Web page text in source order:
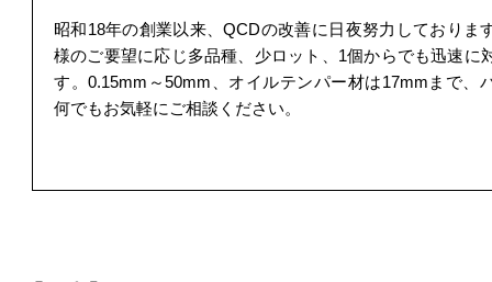
昭和18年の創業以来、QCDの改善に日夜努力しておりま
様のご要望に応じ多品種、少ロット、1個からでも迅速に
す。0.15mm～50mm、オイルテンパー材は17mmまで、
何でもお気軽にご相談ください。